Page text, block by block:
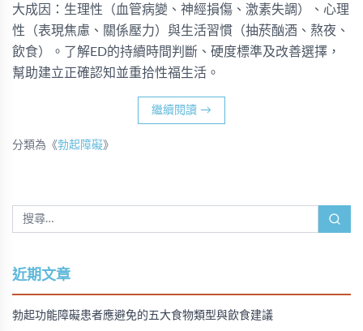
大成因：生理性（血管病變、神經損傷、激素失調）、心理
性（表現焦慮、關係壓力）與生活習慣（抽菸酗酒、熬夜、
飲食）。了解ED的持續時間判斷、硬度標準及改善選擇，
幫助建立正確認知並重拾性福生活。
繼續閱讀 →
分類為《勃起障礙》
近期文章
勃起功能障礙患者應避免的五大食物類型與飲食建議